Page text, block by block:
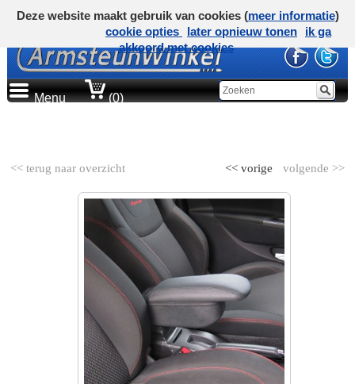
Menu (0)
<< terug naar overzicht volgende >>
<< vorige
Deze website maakt gebruik van cookies (meer informatie)
cookie opties
later opnieuw tonen
ik ga
akkoord met cookies